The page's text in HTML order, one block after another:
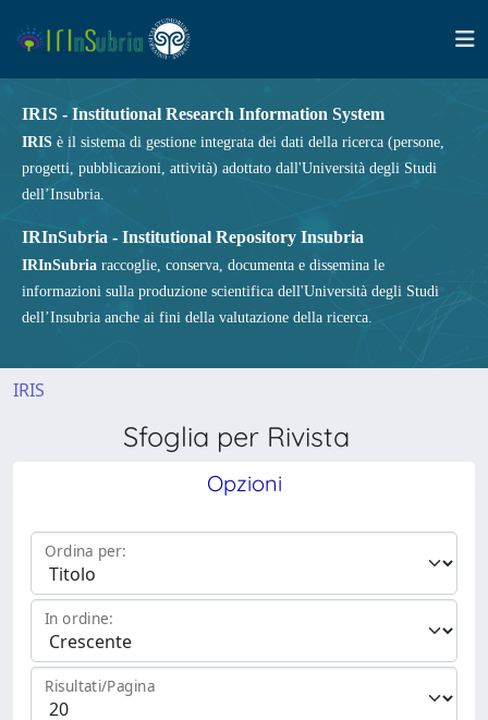
IRIS - Institutional Research Information System
IRIS è il sistema di gestione integrata dei dati della ricerca (persone,
progetti, pubblicazioni, attività) adottato dall'Università degli Studi
dell’Insubria.
IRInSubria - Institutional Repository Insubria
IRInSubria raccoglie, conserva, documenta e dissemina le
informazioni sulla produzione scientifica dell'Università degli Studi
dell’Insubria anche ai fini della valutazione della ricerca.
IRIS
Sfoglia per Rivista
Opzioni
Ordina per:
In ordine:
Risultati/Pagina